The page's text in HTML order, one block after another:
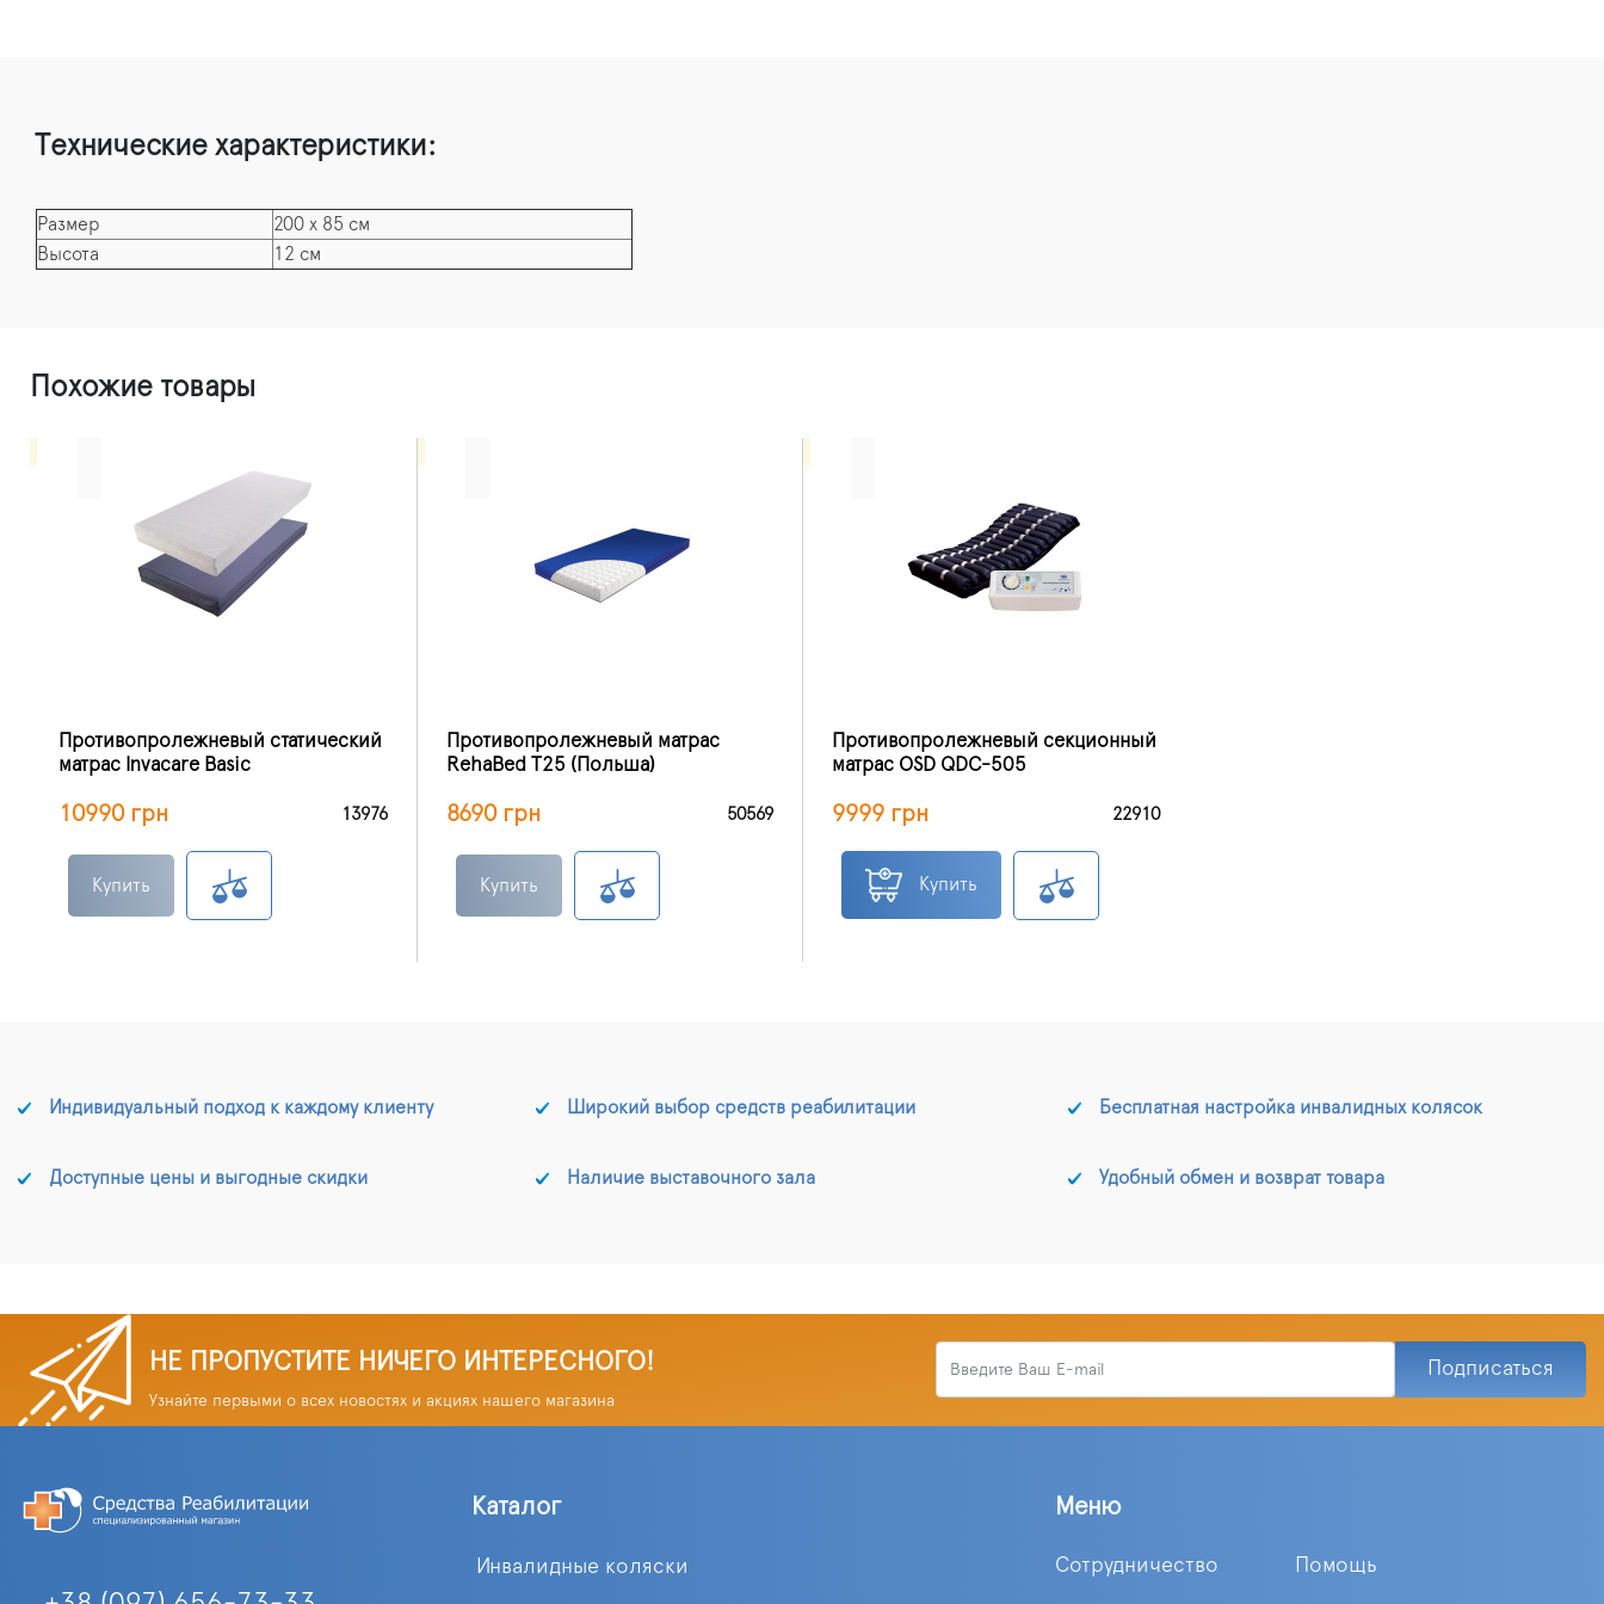
Технические характеристики:
Размер
200 х 85 см
Высота
12 см
Похожие товары
Противопролежневый статический
матрас Invacare Basic
10990 грн 13976
Купить
Противопролежневый матрас
RehaBed T25 (Польша)
8690 грн 50569
Купить
Противопролежневый секционный
матрас OSD QDC-505
9999 грн 22910
Купить
Индивидуальный подход к каждому клиенту Широкий выбор средств реабилитации
Доступные цены и выгодные скидки Наличие выставочного зала
Бесплатная настройка инвалидных колясок
Удобный обмен и возврат товара
НЕ ПРОПУСТИТЕ НИЧЕГО ИНТЕРЕСНОГО!
Узнайте первыми о всех новостях и акциях нашего магазина
Подписаться
Каталог
Инвалидные коляски
Меню
Сотрудничество Помощь